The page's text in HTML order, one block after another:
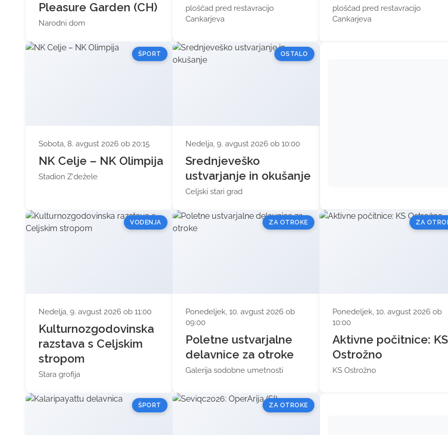
Pleasure Garden (CH)
Narodni dom
ploščad pred restavracijo
Cankarjeva
ploščad pred restavracijo
Cankarjeva
ŠPORT
Sobota, 8. avgust 2026 ob 20:15
NK Celje – NK Olimpija
Stadion Z'dežele
OSTALO
Nedelja, 9. avgust 2026 ob 10:00
Srednjeveško
ustvarjanje in okušanje
Celjski stari grad
VODENJA
Nedelja, 9. avgust 2026 ob 11:00
Kulturnozgodovinska
razstava s Celjskim
stropom
Stara grofija
ZA OTROKE
Ponedeljek, 10. avgust 2026 ob
09:00
Poletne ustvarjalne
delavnice za otroke
Galerija sodobne umetnosti
ZA
Ponedeljek, 10. avgust 2026 ob
10:00
Aktivne počitnice: KS
Ostrožno
KS Ostrožno
ŠPORT ZA OTROKE